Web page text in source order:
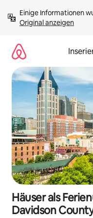
Inhalten
springenOriginal anzeigen
Häuser als
Davidson